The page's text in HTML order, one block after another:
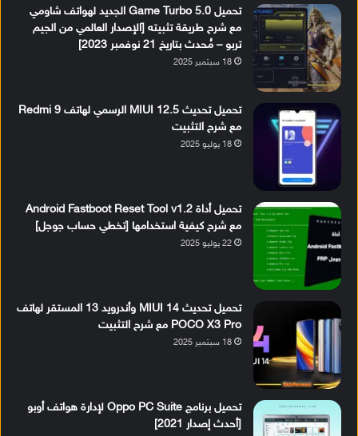
تحميل Game Turbo 5.0 الجديد لهواتف شاومي
مع شرح طريقة تثبيته [الإصدار العالمي من الجيم
تربو – مُحدث بتاريخ 21 نوفمبر 2023]
18 سبتمبر 2025
تحميل تحديث MIUI 12.5 الرسمي لهاتف Redmi 9
مع شرح التثبيت
18 يوليو 2025
تحميل أداة Android Fastboot Reset Tool v1.2
مع شرح كيفية استخدامها [تخطي حساب جوجل]
22 يوليو 2025
تحميل تحديث MIUI 14 وأندرويد 13 المستقر لهاتف
POCO X3 Pro مع شرح التثبيت
18 سبتمبر 2025
تحميل برنامج Oppo PC Suite لإدارة هواتف أوبو
[أحدث إصدار 2021]